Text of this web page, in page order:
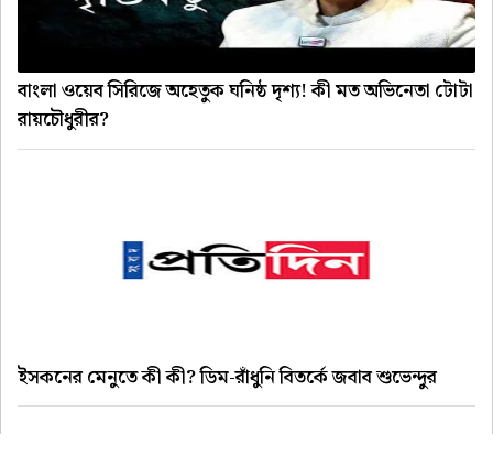
বাংলা ওয়েব সিরিজে অহেতুক ঘনিষ্ঠ দৃশ্য! কী মত অভিনেতা টোটা
রায়চৌধুরীর?
ইসকনের মেনুতে কী কী? ডিম-রাঁধুনি বিতর্কে জবাব শুভেন্দুর